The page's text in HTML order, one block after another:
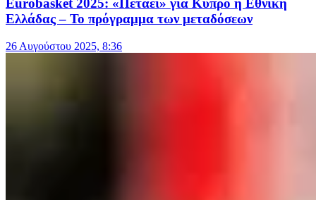
Eurobasket 2025: «Πετάει» για Κύπρο η Εθνική
Ελλάδας – Το πρόγραμμα των μεταδόσεων
26 Αυγούστου 2025, 8:36